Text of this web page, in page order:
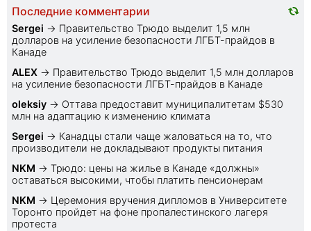
Последние комментарии
Sеrgei → Правительство Трюдо выделит 1,5 млн
долларов на усиление безопасности ЛГБТ-прайдов в
Канаде
ALEX → Правительство Трюдо выделит 1,5 млн долларов
на усиление безопасности ЛГБТ-прайдов в Канаде
oleksiy → Оттава предоставит муниципалитетам $530
млн на адаптацию к изменению климата
Sеrgei → Канадцы стали чаще жаловаться на то, что
производители не докладывают продукты питания
NKM → Трюдо: цены на жилье в Канаде «должны»
оставаться высокими, чтобы платить пенсионерам
NKM → Церемония вручения дипломов в Университете
Торонто пройдет на фоне пропалестинского лагеря
протеста